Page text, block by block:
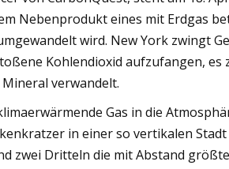
Nebenprodukt eines mit Erdgas
wird. New York zwingt
Kohlendioxid aufzufangen,
verwandelt.
Gas in die
in einer so vertikalen
zwei Dritteln die mit Abstand